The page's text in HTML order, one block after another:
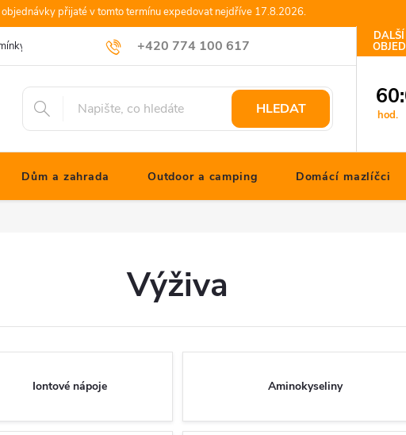
přijaté v tomto termínu expedovat nejdříve 17.8.2026.
+420 774 100 617
info@jonathanshop.cz
Podmínky ochrany osobních údajů Blog JONATHANshop.cz
HLEDAT 60
hod.
:
Dům a zahrada Outdoor a camping Domácí mazlíčci
Výživa
Iontové nápoje Aminokyseliny